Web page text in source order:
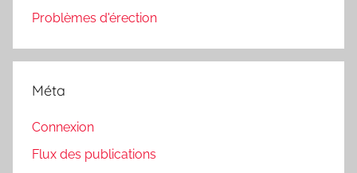
Problèmes d'érection
Méta
Connexion
Flux des publications